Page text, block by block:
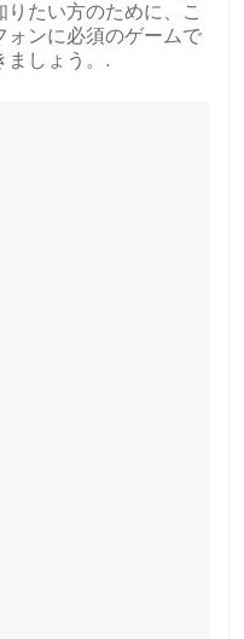
たい方のために、こ
ォンに必須のゲームで
ましょう。.